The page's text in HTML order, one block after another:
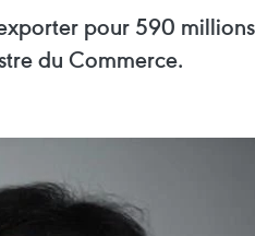
pour 590
du Commerce.